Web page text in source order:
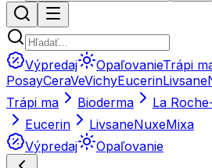
Výpredaj OpaľovanieTrápi
PosayCeraVeVichyEucerinLivsane
Trápi ma
Bioderma La
Eucerin
LivsaneNuxeMixa
Výpredaj
Opaľovanie